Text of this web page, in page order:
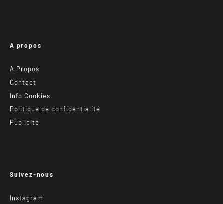
A propos
A Propos
Contact
Info Cookies
Politique de confidentialité
Publicité
Suivez-nous
Instagram